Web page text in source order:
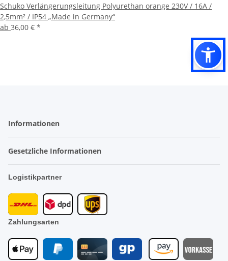
Schuko Verlängerungsleitung Polyurethan orange 230V / 16A /
2,5mm² / IP54 „Made in Germany“
ab 36,00 € *
Informationen
Gesetzliche Informationen
Logistikpartner
Zahlungsarten